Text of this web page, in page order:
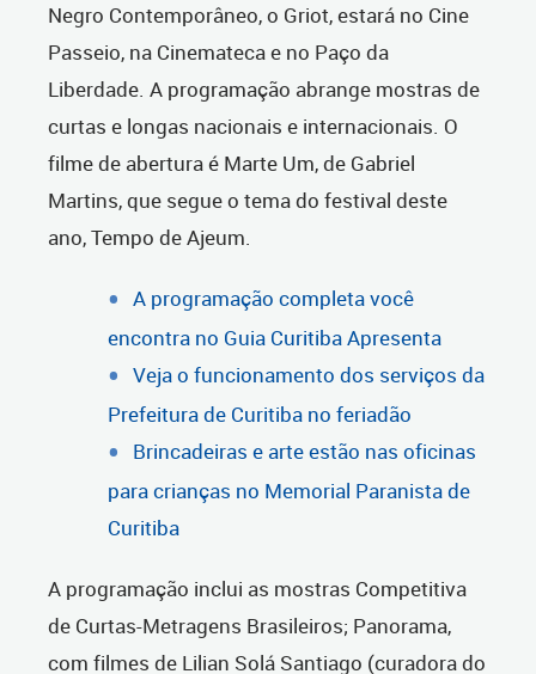
Negro Contemporâneo, o Griot, estará no Cine
Passeio, na Cinemateca e no Paço da
Liberdade. A programação abrange mostras de
curtas e longas nacionais e internacionais. O
filme de abertura é Marte Um, de Gabriel
Martins, que segue o tema do festival deste
ano, Tempo de Ajeum.
A programação completa você
encontra no Guia Curitiba Apresenta
Veja o funcionamento dos serviços da
Prefeitura de Curitiba no feriadão
Brincadeiras e arte estão nas oficinas
para crianças no Memorial Paranista de
Curitiba
A programação inclui as mostras Competitiva
de Curtas-Metragens Brasileiros; Panorama,
com filmes de Lilian Solá Santiago (curadora do